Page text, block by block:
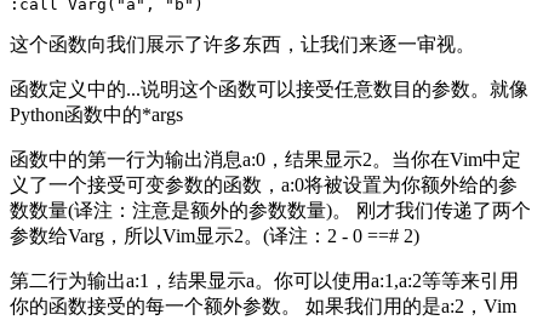
这个函数向我们展示了许多东西，让我们来逐一审视。
函数定义中的...说明这个函数可以接受任意数目的参数。就像
Python函数中的*args
函数中的第一行为输出消息a:0，结果显示2。当你在Vim中定
义了一个接受可变参数的函数，a:0将被设置为你额外给的参
数数量(译注：注意是额外的参数数量)。 刚才我们传递了两个
参数给Varg，所以Vim显示2。(译注：2 - 0 ==# 2)
第二行为输出a:1，结果显示a。你可以使用a:1,a:2等等来引用
你的函数接受的每一个额外参数。 如果我们用的是a:2，Vim